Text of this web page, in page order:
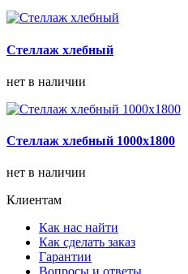
Стеллаж хлебный
нет в наличии
Стеллаж хлебный 1000х1800
нет в наличии
Клиентам
Как нас найти
Как сделать заказ
Гарантии